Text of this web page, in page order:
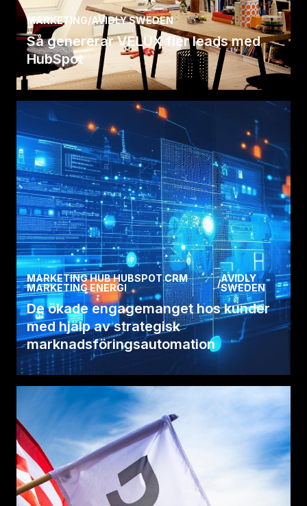
MARKETING/AVIDLY SWEDEN
Så genererar VELUX fler leads med
HubSpot
HubSpot. Läs mer om hur vi hjälpte dem att att
lyckas med .
Läs case
MARKETING HUB HUBSPOT CRM
MARKETING ENERGI
/AVIDLY
SWEDEN
De ökade engagemanget hos kunder
med hjälp av strategisk
marknadsföringsautomation
förbättra deras digitala närvaro.
Läs case